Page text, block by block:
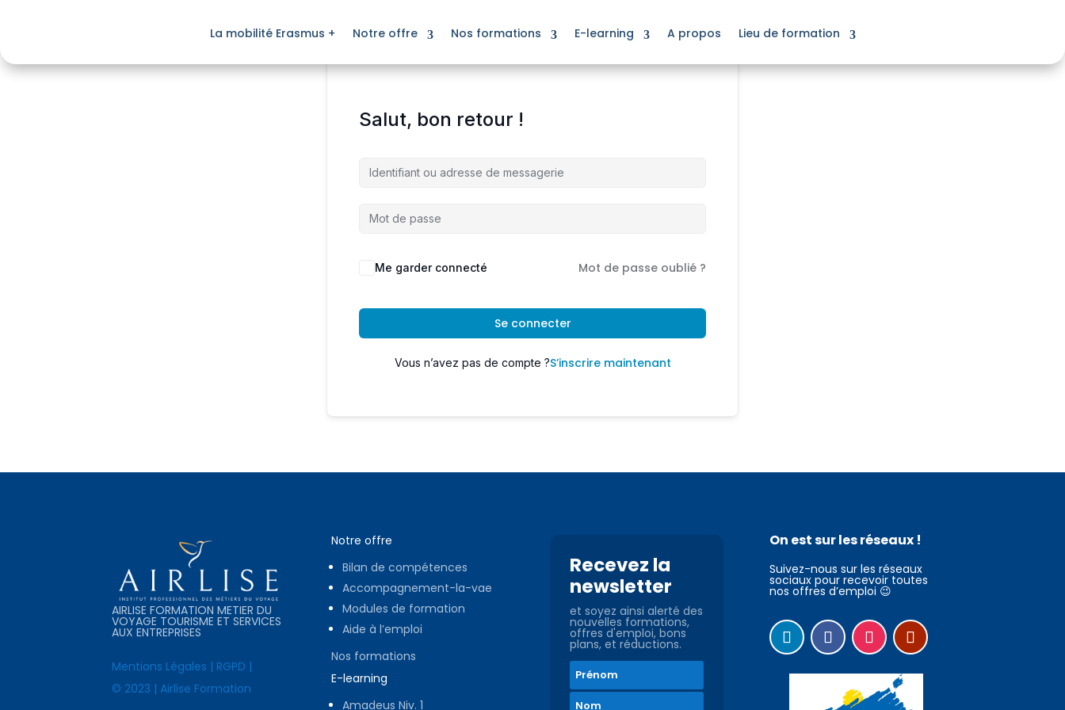
La mobilité Erasmus + Notre offre Nos formations E-learning A propos Lieu de formation
Salut, bon retour !
Me garder connecté Mot de passe oublié ?
Se connecter
Vous n’avez pas de compte ?S’inscrire maintenant
AIRLISE FORMATION METIER DU
VOYAGE TOURISME ET SERVICES
AUX ENTREPRISES
Mentions Légales | RGPD |
© 2023 | Airlise Formation
Notre offre
Bilan de compétences
Accompagnement-la-vae
Modules de formation
Aide à l’emploi
Nos formations
E-learning
Amadeus Niv. 1
Recevez la
newsletter
et soyez ainsi alerté des
nouvelles formations,
offres d'emploi, bons
plans, et réductions.
On est sur les réseaux !
Suivez-nous sur les réseaux
sociaux pour recevoir toutes
nos offres d’emploi 😉